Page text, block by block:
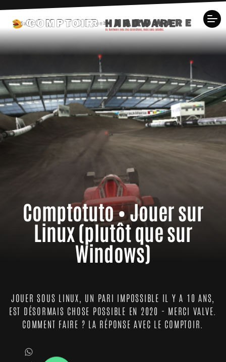
Comptotuto • Jouer sur
Linux (plutôt que sur
Windows)
JOUER SOUS LINUX, UN PARI IMPOSSIBLE IL Y A 10 ANS,
EST DÉSORMAIS CHOSE POSSIBLE EN 2020 - MERCI VALVE.
COMMENT FAIRE ? LA RÉPONSE AVEC LE COMPTOIR.